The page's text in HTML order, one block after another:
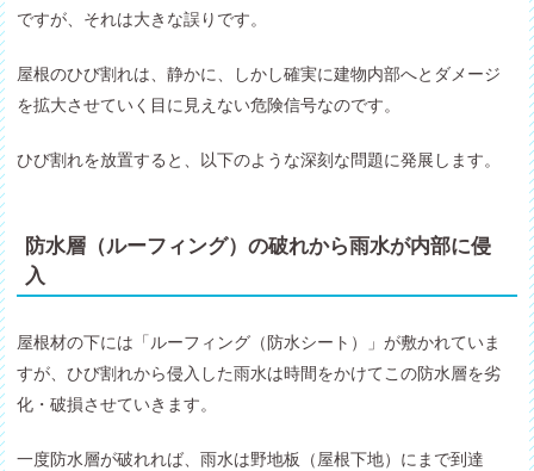
ですが、それは大きな誤りです。
屋根のひび割れは、静かに、しかし確実に建物内部へとダメージ
を拡大させていく目に見えない危険信号なのです。
ひび割れを放置すると、以下のような深刻な問題に発展します。
防水層（ルーフィング）の破れから雨水が内部に侵
入
屋根材の下には「ルーフィング（防水シート）」が敷かれていま
すが、ひび割れから侵入した雨水は時間をかけてこの防水層を劣
化・破損させていきます。
一度防水層が破れれば、雨水は野地板（屋根下地）にまで到達